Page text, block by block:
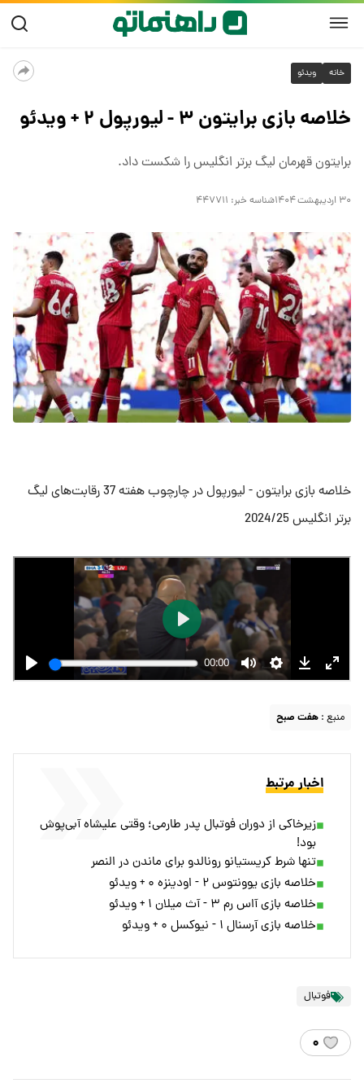
خانه ویدئو
خلاصه بازی برایتون ۳ - لیورپول ۲ + ویدئو
برایتون قهرمان لیگ برتر انگلیس را شکست داد.
۳۰ اردیبهشت ۱۴۰۴ شناسه خبر: ۴۴۷۷۱۱
خلاصه بازی برایتون - لیورپول در چارچوب هفته 37 رقابت‌های لیگ
برتر انگلیس 2024/25
منبع : هفت صبح
اخبار مرتبط
زیرخاکی از دوران فوتبال پدر طارمی؛ وقتی علیشاه آبی‌پوش
بود!
تنها شرط‌ کریستیانو رونالدو برای ماندن در النصر
خلاصه بازی یوونتوس ۲ - اودینزه ۰ + ویدئو
خلاصه بازی آاس رم ۳ - آث میلان ۱ + ویدئو
خلاصه بازی آرسنال ۱ - نیوکسل ۰ + ویدئو
فوتبال
۰